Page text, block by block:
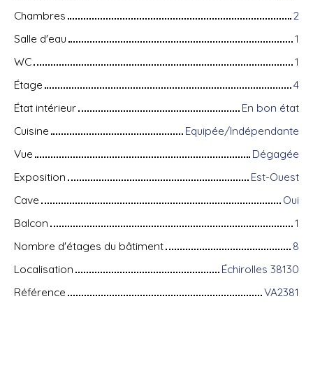
Chambres
2
Salle d'eau
1
WC
1
Étage
4
État intérieur
En bon état
Cuisine
Equipée/Indépendante
Vue
Dégagée
Exposition
Est-Ouest
Cave
Oui
Balcon
1
Nombre d'étages du bâtiment
8
Localisation
Échirolles 38130
Référence
VA2381